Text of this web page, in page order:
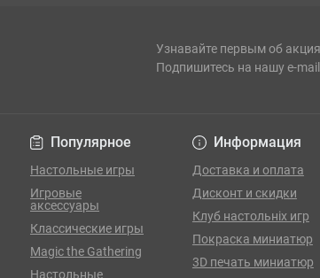
Узнавайте первым об
Подпишитесь на нашу e-
Популярное
Настольные игры
Игровые
аксессуары
Классические игры
Magic the Gathering
Настольные
Информация
Доставка и оплата
Дисконт и скидки
Клуб настольніх игр
Покраска миниатюр
3D печать миниатюр